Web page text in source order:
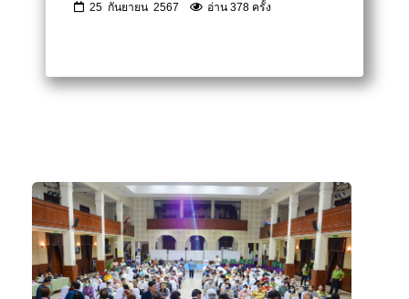
25 กันยายน 2567 อ่าน 378 ครั้ง